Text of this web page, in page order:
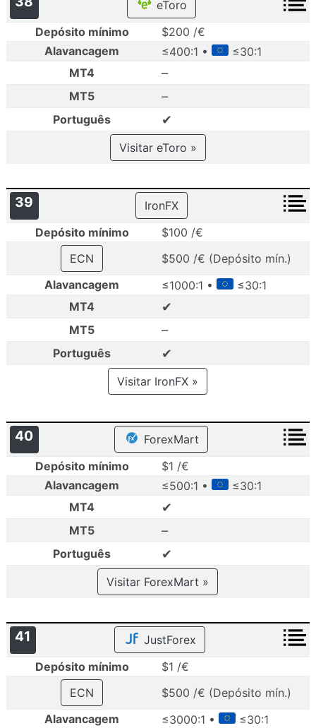
eToro
Depósito mínimo
$200 /€
Alavancagem
≤400:1 •
≤30:1
MT4
–
MT5 –
Português ✔
Visitar eToro »
39
IronFX
Depósito mínimo
$100 /€
ECN
$500 /€ (Depósito mín.)
Alavancagem
≤1000:1 •
≤30:1
MT4
✔
MT5 –
Português ✔
Visitar IronFX »
40
ForexMart
Depósito mínimo
$1 /€
Alavancagem
≤500:1 •
≤30:1
MT4
✔
MT5 –
Português ✔
Visitar ForexMart »
41
JustForex
Depósito mínimo
$1 /€
ECN
$500 /€ (Depósito mín.)
Alavancagem
≤3000:1 •
≤30:1